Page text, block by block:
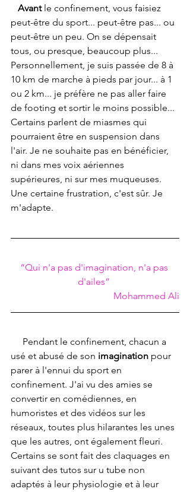
Avant le confinement, vous faisiez
peut-être du sport... peut-être pas... ou
peut-être un peu. On se dépensait
tous, ou presque, beaucoup plus...
Personnellement, je suis passée de 8 à
10 km de marche à pieds par jour... à 1
ou 2 km... je préfère ne pas aller faire
de footing et sortir le moins possible...
Certains parlent de miasmes qui
pourraient être en suspension dans
l'air. Je ne souhaite pas en bénéficier,
ni dans mes voix aériennes
supérieures, ni sur mes muqueuses.
Une certaine frustration, c'est sûr. Je
m'adapte.
“Qui n'a pas d'imagination, n'a pas
d'ailes”
                 Mohammed Ali
Pendant le confinement, chacun a
usé et abusé de son imagination pour
parer à l'ennui du sport en
confinement. J'ai vu des amies se
convertir en comédiennes, en
humoristes et des vidéos sur les
réseaux, toutes plus hilarantes les unes
que les autres, ont également fleuri.
Certains se sont fait des claquages en
suivant des tutos sur u tube non
adaptés à leur physiologie et à leur